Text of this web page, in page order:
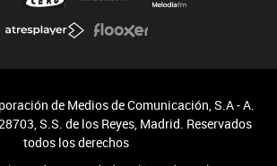
de Medios de Comunicación, S.A - A.
S.S. de los Reyes, Madrid. Reservados
todos los derechos